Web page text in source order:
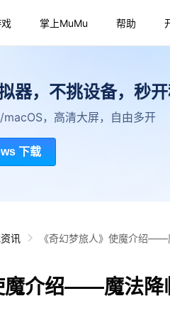
掌上MuMu 帮助
器，不挑设备，秒开
，高清大屏，自由多开
下载
讯 《奇幻梦旅人》使魔介绍
魔介绍——魔法